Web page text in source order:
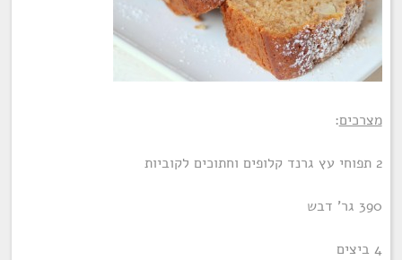
מצרכים:
2 תפוחי עץ גרנד קלופים וחתוכים לקוביות
390 גר' דבש
4 ביצים